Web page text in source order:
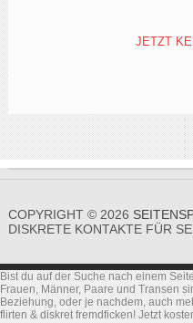
JETZT
COPYRIGHT © 2026
DISKRETE KONTAKTE FÜR
Bist du auf der Suche nach einem
Frauen, Männer, Paare und Transen
Beziehung, oder je nachdem, auch
flirten & diskret fremdficken! Jetzt